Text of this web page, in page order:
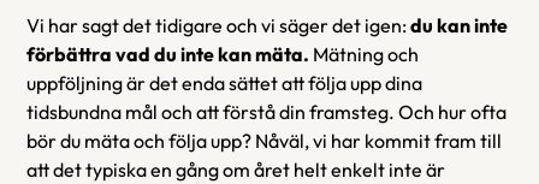
Vi har sagt det tidigare och vi säger det igen: du kan inte
förbättra vad du inte kan mäta. Mätning och
uppföljning är det enda sättet att följa upp dina
tidsbundna mål och att förstå din framsteg. Och hur ofta
bör du mäta och följa upp? Nåväl, vi har kommit fram till
att det typiska en gång om året helt enkelt inte är